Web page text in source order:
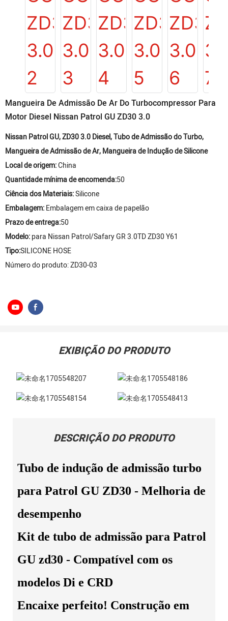
Mangueira De Admissão De Ar Do Turbocompressor Para
Motor Diesel Nissan Patrol GU ZD30 3.0
Nissan Patrol GU, ZD30 3.0 Diesel, Tubo de Admissão do Turbo,
Mangueira de Admissão de Ar, Mangueira de Indução de Silicone
Local de origem:China
Quantidade mínima de encomenda:50
Ciência dos Materiais:Silicone
Embalagem:Embalagem em caixa de papelão
Prazo de entrega:50
Modelo:para Nissan Patrol/Safary GR 3.0TD ZD30 Y61
Tipo:SILICONE HOSE
Número do produto: ZD30-03
EXIBIÇÃO DO PRODUTO
DESCRIÇÃO DO PRODUTO
Tubo de indução de admissão turbo
para Patrol GU ZD30 - Melhoria de
desempenho
Kit de tubo de admissão para Patrol
GU zd30 - Compatível com os
modelos Di e CRD
Encaixe perfeito! Construção em